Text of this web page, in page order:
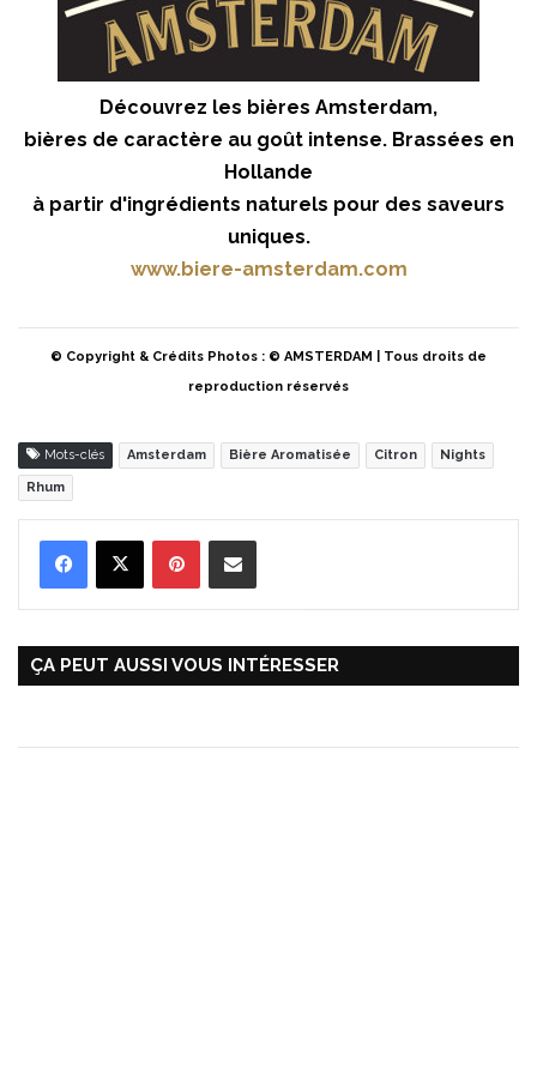
Découvrez les bières Amsterdam,
bières de caractère au goût intense. Brassées en
Hollande
à partir d'ingrédients naturels pour des saveurs
uniques.
www.biere-amsterdam.com
© Copyright & Crédits Photos : © AMSTERDAM | Tous droits de
reproduction réservés
Mots-clés Amsterdam Bière Aromatisée Citron Nights
Rhum
ÇA PEUT AUSSI VOUS INTÉRESSER